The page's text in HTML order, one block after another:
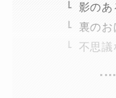
影のあ
裏のお
不思議